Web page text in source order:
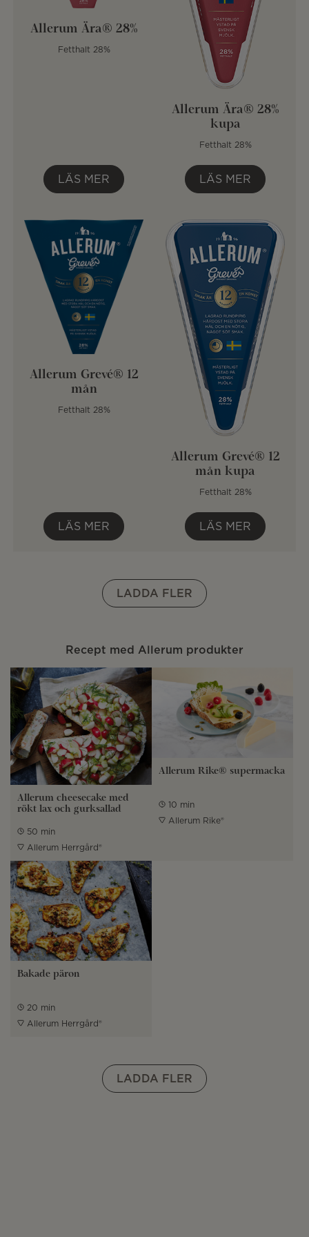
Allerum Ära® 28%
Fetthalt 28%
LÄS MER
Allerum Ära® 28%
kupa
Fetthalt 28%
LÄS MER
Allerum Grevé® 12
mån
Fetthalt 28%
LÄS MER
Allerum Grevé® 12
mån kupa
Fetthalt 28%
LÄS MER
LADDA FLER
Recept med Allerum produkter
Allerum cheesecake med
rökt lax och gurksallad
50 min
Allerum Herrgård®
Allerum Rike® supermacka
10 min
Allerum Rike®
Bakade päron
20 min
Allerum Herrgård®
LADDA FLER